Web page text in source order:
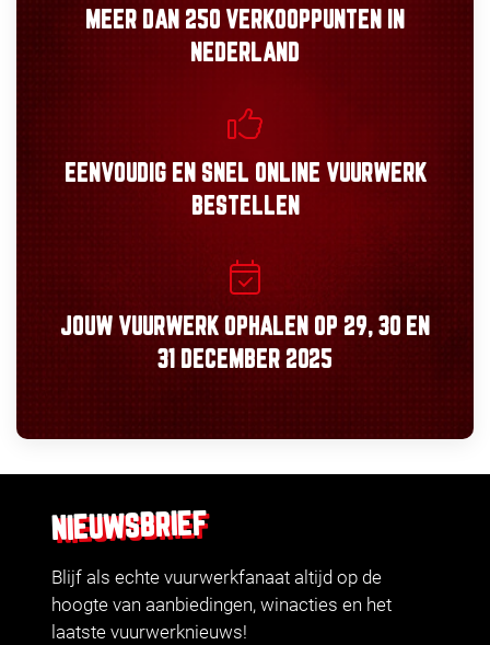
MEER DAN 250 VERKOOPPUNTEN
IN
NEDERLAND
EENVOUDIGEN SNEL ONLINE VUURWERK
BESTELLEN
JOUW VUURWERK OPHALEN OP 29, 30 EN
31 DECEMBER 2025
NIEUWSBRIEF
Blijf als echte vuurwerkfanaat altijd op de
hoogte van aanbiedingen, winacties en het
laatste vuurwerknieuws!